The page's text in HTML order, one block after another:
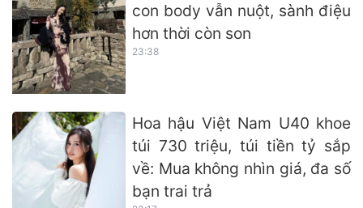
con body vẫn nuột, sành điệu
hơn thời còn son
23:38
Hoa hậu Việt Nam U40 khoe
túi 730 triệu, túi tiền tỷ sắp
về: Mua không nhìn giá, đa số
bạn trai trả